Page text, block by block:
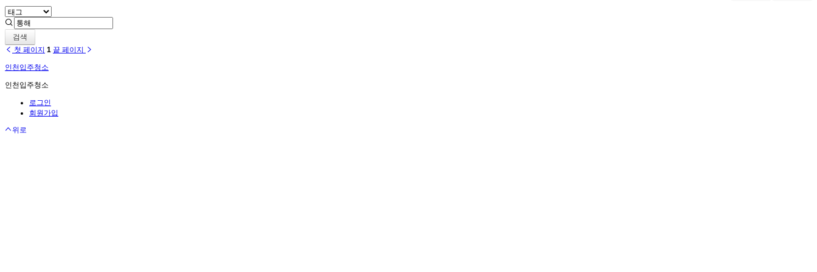
검색
첫 페이지 1 끝 페이지
인천입주청소
인천입주청소
로그인
회원가입
위로